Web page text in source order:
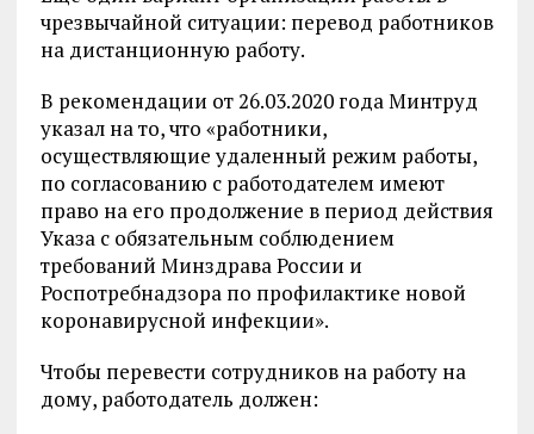
чрезвычайной ситуации: перевод работников
на дистанционную работу.
В рекомендации от 26.03.2020 года Минтруд
указал на то, что «работники,
осуществляющие удаленный режим работы,
по согласованию с работодателем имеют
право на его продолжение в период действия
Указа с обязательным соблюдением
требований Минздрава России и
Роспотребнадзора по профилактике новой
коронавирусной инфекции».
Чтобы перевести сотрудников на работу на
дому, работодатель должен: